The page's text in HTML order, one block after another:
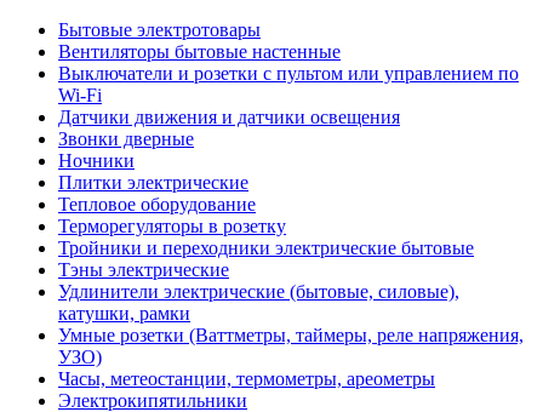
Бытовые электротовары
Вентиляторы бытовые настенные
Выключатели и розетки с пультом или управлением по
Wi-Fi
Датчики движения и датчики освещения
Звонки дверные
Ночники
Плитки электрические
Тепловое оборудование
Терморегуляторы в розетку
Тройники и переходники электрические бытовые
Тэны электрические
Удлинители электрические (бытовые, силовые),
катушки, рамки
Умные розетки (Ваттметры, таймеры, реле напряжения,
УЗО)
Часы, метеостанции, термометры, ареометры
Электрокипятильники